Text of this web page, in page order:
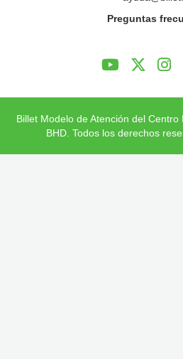
Preguntas Frecuentes
Preguntas
Billet Modelo de Atención del
BHD. Todos los derechos